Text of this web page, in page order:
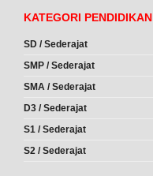
KATEGORI PENDIDIKAN
SD / Sederajat
SMP / Sederajat
SMA / Sederajat
D3 / Sederajat
S1 / Sederajat
S2 / Sederajat